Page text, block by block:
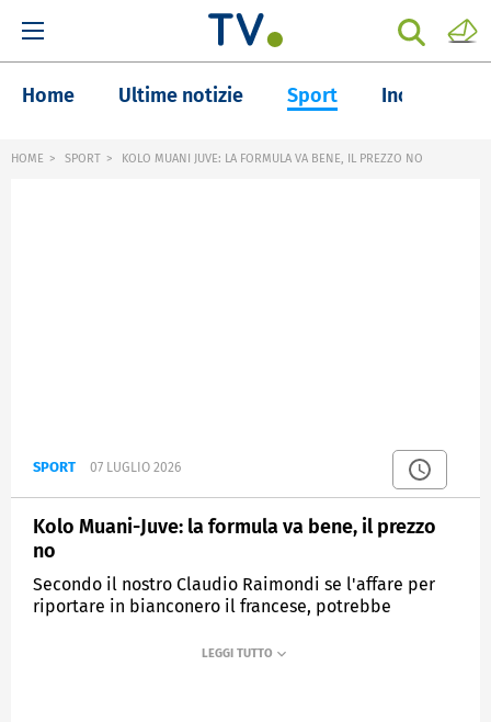
Home Ultime notizie Sport Inchieste
HOME SPORT KOLO MUANI JUVE: LA FORMULA VA BENE, IL PREZZO NO
SPORT 07 LUGLIO 2026
Kolo Muani-Juve: la formula va bene, il prezzo
no
Secondo il nostro Claudio Raimondi se l'affare per
riportare in bianconero il francese, potrebbe